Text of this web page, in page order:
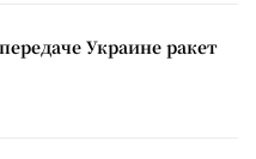
Украине ракет